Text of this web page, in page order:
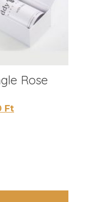
Rose
FtCurrent